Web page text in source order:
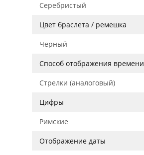
Серебристый
Цвет браслета / ремешка
Черный
Способ отображения времени
Стрелки (аналоговый)
Цифры
Римские
Отображение даты